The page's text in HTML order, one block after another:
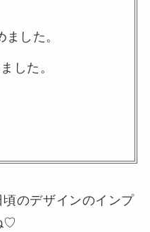
した。
した。
のデザインのインプ
♡